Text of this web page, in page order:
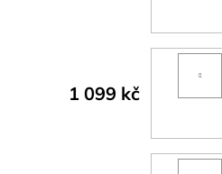
1 099 kč